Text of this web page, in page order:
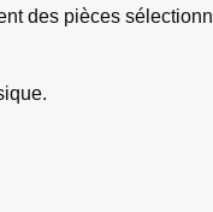
des pièces